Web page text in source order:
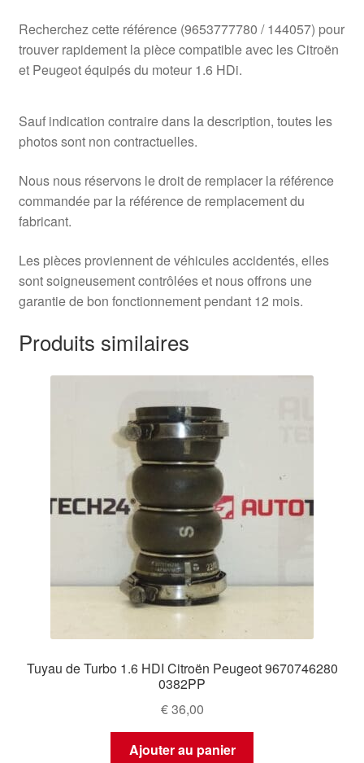
Recherchez cette référence (9653777780 / 144057) pour
trouver rapidement la pièce compatible avec les Citroën
et Peugeot équipés du moteur 1.6 HDi.
Sauf indication contraire dans la description, toutes les
photos sont non contractuelles.
Nous nous réservons le droit de remplacer la référence
commandée par la référence de remplacement du
fabricant.
Les pièces proviennent de véhicules accidentés, elles
sont soigneusement contrôlées et nous offrons une
garantie de bon fonctionnement pendant 12 mois.
Produits similaires
Tuyau de Turbo 1.6 HDI Citroën Peugeot 9670746280
0382PP
€36,00
Ajouter au panier